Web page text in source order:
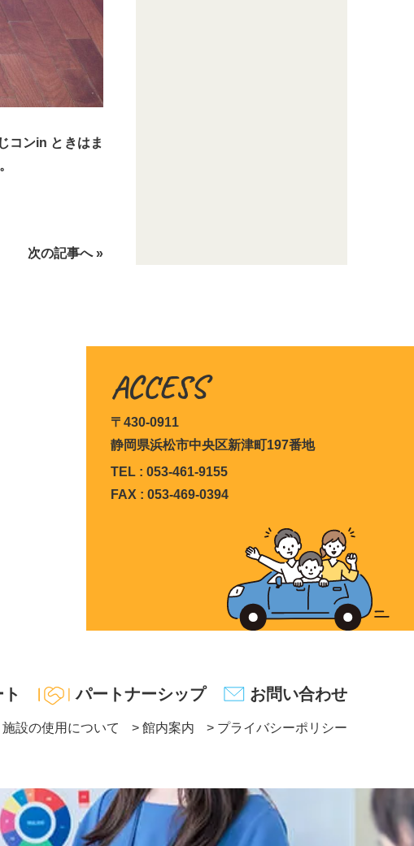
コンin ときはま
次の記事へ »
ACCESS
〒430-0911
静岡県浜松市中央区新津町197番地
TEL : 053-461-9155
FAX : 053-469-0394
パートナーシップ お問い合わせ
施設の使用について 館内案内 プライバシーポリシー